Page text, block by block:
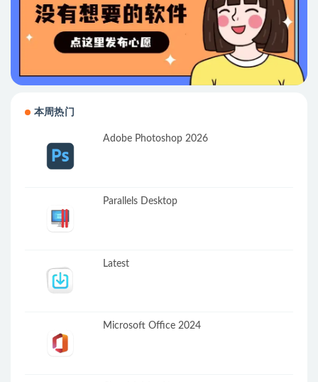
本周热门
Adobe Photoshop 2026
Parallels Desktop
Latest
Microsoft Office 2024